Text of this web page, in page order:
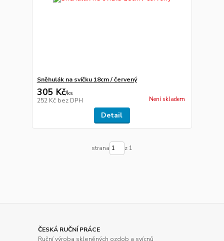
Sněhulák na svíčku 18cm / červený
305 Kč/ks
252 Kč bez DPH Není skladem
Detail
strana z 1
ČESKÁ RUČNÍ PRÁCE
Ruční výroba skleněných ozdob a svícnů